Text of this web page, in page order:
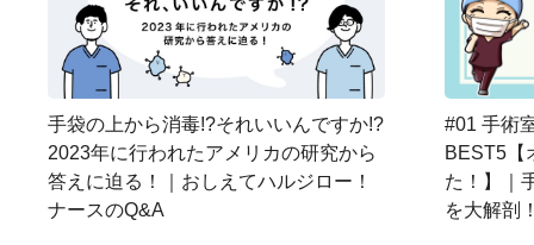
手袋の上から消毒!?それいいんですか!?
2023年に行われたアメリカの研究から
答えに迫る！｜おしえてハルジロー！
ナースのQ&A
#01 手術
BEST5【
た！】｜
を大解剖